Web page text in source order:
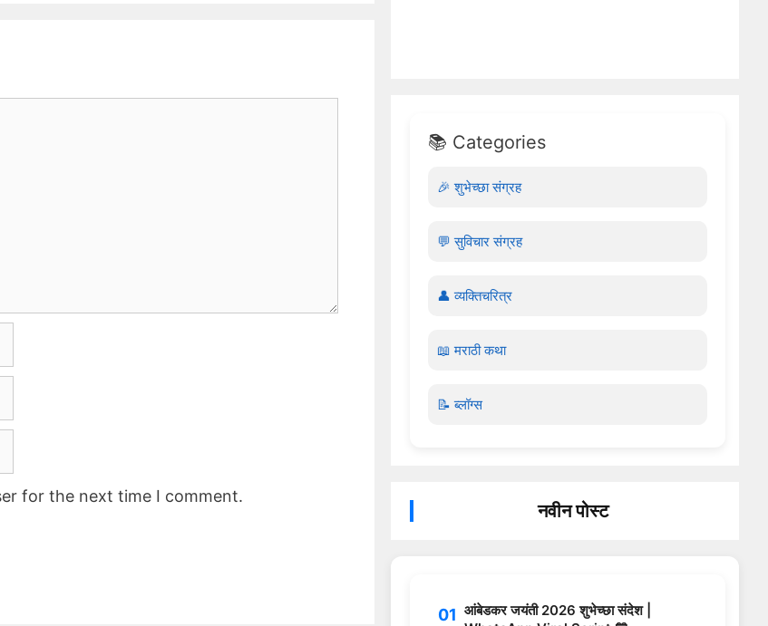
for the next time I comment.
📚 Categories
🎉 शुभेच्छा संग्रह
💬 सुविचार संग्रह
👤 व्यक्तिचरित्र
📖 मराठी कथा
📝 ब्लॉग्स
नवीन पोस्ट
आंबेडकर जयंती 2026 शुभेच्छा संदेश |